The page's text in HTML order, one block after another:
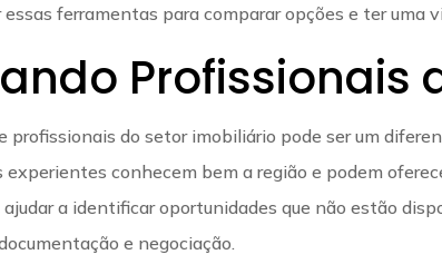
ferramentas para comparar opções e ter uma
Profissionais
profissionais do setor imobiliário pode ser um
experientes conhecem bem a região e podem
ajudar a identificar oportunidades que não estão
e negociação.